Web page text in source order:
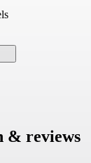
& reviews